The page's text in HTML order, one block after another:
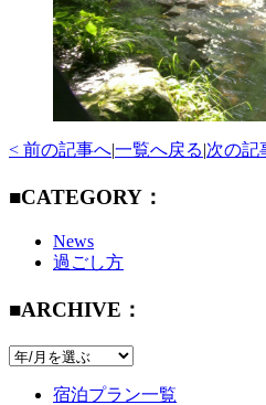
< 前の記事へ|一覧へ戻る|次の記
■CATEGORY：
News
過ごし方
■ARCHIVE：
宿泊プラン一覧